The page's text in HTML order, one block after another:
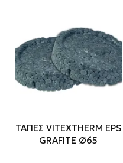
ΤΑΠΕΣ VITEXTHERM EPS
GRAFITE Ø65